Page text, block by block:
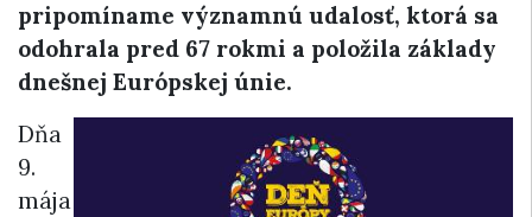
pripomíname významnú udalosť, ktorá sa
odohrala pred 67 rokmi a položila základy
dnešnej Európskej únie.
Dňa
9.
mája